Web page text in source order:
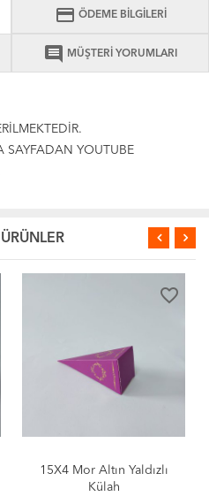
credit_card ÖDEME BİLGİLERİ
comment MÜŞTERİ YORUMLARI
SAYFADAN YOUTUBE
ÜRÜNLER
favorite_border
15X4 Mor Altın Yaldızlı
Külah